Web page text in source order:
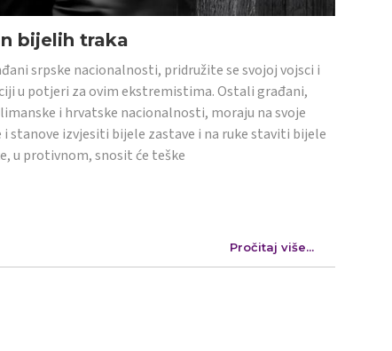
bijelih traka
srpske nacionalnosti, pridružite se svojoj vojsci i
u potjeri za ovim ekstremistima. Ostali građani,
i hrvatske nacionalnosti, moraju na svoje
i stanove izvjesiti bijele zastave i na ruke staviti bijele
u protivnom, snosit će teške
Pročitaj više...